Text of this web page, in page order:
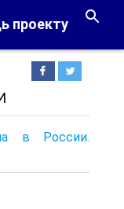
проекту
в России.